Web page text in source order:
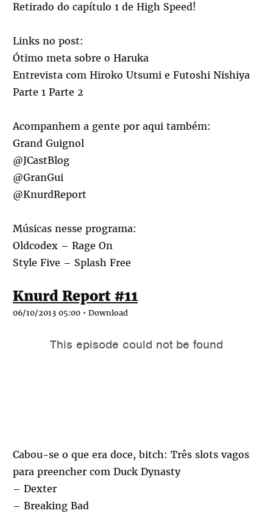
Retirado do capítulo 1 de High Speed!
Links no post:
Ótimo meta sobre o Haruka
Entrevista com Hiroko Utsumi e Futoshi Nishiya
Parte 1 Parte 2
Acompanhem a gente por aqui também:
Grand Guignol
@JCastBlog
@GranGui
@KnurdReport
Músicas nesse programa:
Oldcodex – Rage On
Style Five – Splash Free
Knurd Report #11
06/10/2013 05:00 • Download
Cabou-se o que era doce, bitch: Três slots vagos
para preencher com Duck Dynasty
– Dexter
– Breaking Bad